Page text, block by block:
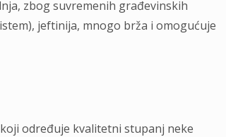
zbog suvremenih građevinskih
jeftinija, mnogo brža i omogućuje
određuje kvalitetni stupanj neke